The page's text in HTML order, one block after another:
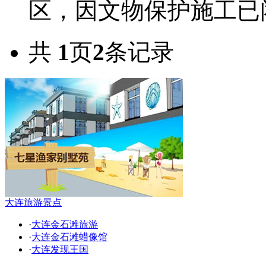
区，因文物保护施工已
共 1页2条记录
大连旅游景点
·大连金石滩旅游
·大连金石滩蜡像馆
·大连发现王国